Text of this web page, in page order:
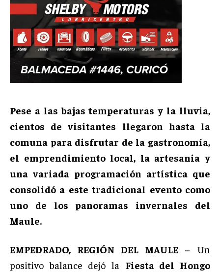
Pese a las bajas temperaturas y la lluvia,
cientos de visitantes llegaron hasta la
comuna para disfrutar de la gastronomía,
el emprendimiento local, la artesanía y
una variada programación artística que
consolidó a este tradicional evento como
uno de los panoramas invernales del
Maule.
EMPEDRADO, REGIÓN DEL MAULE – Un
positivo balance dejó la Fiesta del Hongo